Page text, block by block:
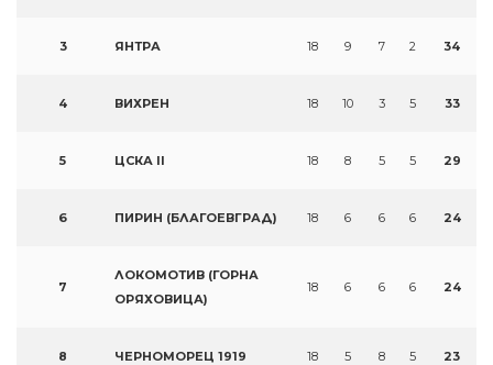
3 ЯНТРА 18 9 7 2 34
4 ВИХРЕН 18 10 3 5 33
5 ЦСКА II 18 8 5 5 29
6 ПИРИН (БЛАГОЕВГРАД) 18 6 6 6 24
7
ЛОКОМОТИВ (ГОРНА
ОРЯХОВИЦА)
18 6 6 6 24
8 ЧЕРНОМОРЕЦ 1919 18 5 8 5 23